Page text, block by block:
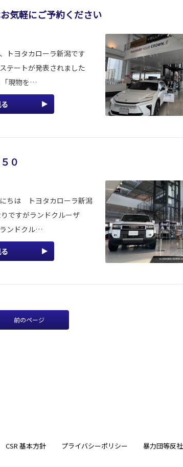
気軽にご予約ください
トヨタカローラ新潟です
テートが発表されました
「現物を…
０
ちは トヨタカローラ新潟
ですがランドクルーザ
ンドクル…
前のページ
CSR 基本方針 プライバシーポリシー 暴力団等反